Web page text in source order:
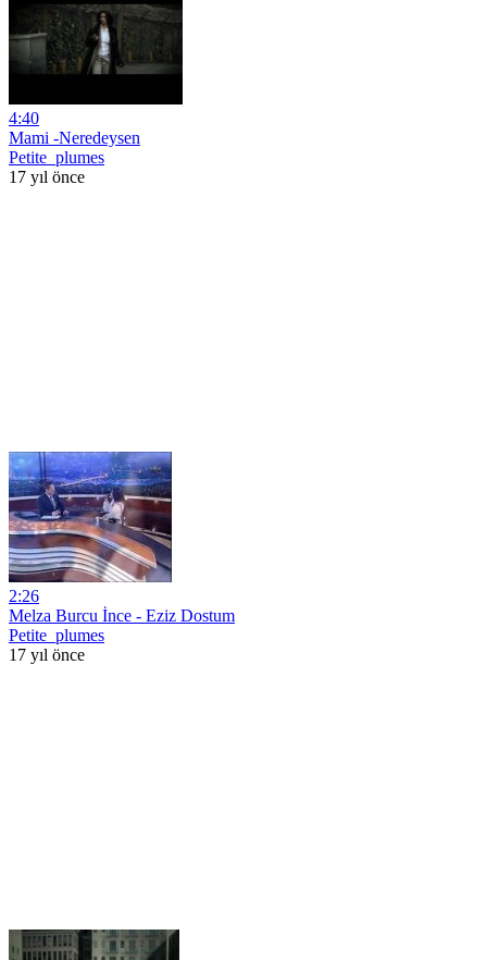
4:40
Mami -Neredeysen
Petite_plumes
17 yıl önce
2:26
Melza Burcu İnce - Eziz Dostum
Petite_plumes
17 yıl önce